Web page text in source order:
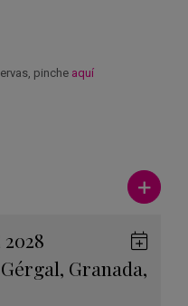
pinche aquí
Ver más
Gérgal, Granada,
en